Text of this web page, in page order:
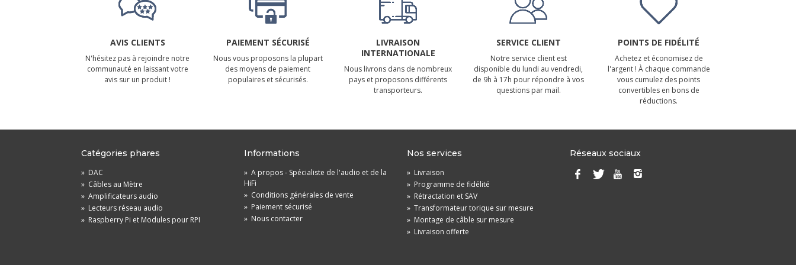
AVIS CLIENTS
N'hésitez pas à rejoindre notre
communauté en laissant votre
avis sur un produit !
PAIEMENT SÉCURISÉ
Nous vous proposons la plupart
des moyens de paiement
populaires et sécurisés.
LIVRAISON
INTERNATIONALE
Nous livrons dans de nombreux
pays et proposons différents
transporteurs.
SERVICE CLIENT
Notre service client est
disponible du lundi au vendredi,
de 9h à 17h pour répondre à vos
questions par mail.
POINTS DE FIDÉLITÉ
Achetez et économisez de
l'argent ! À chaque commande
vous cumulez des points
convertibles en bons de
réductions.
Catégories phares
» DAC
» Câbles au Mètre
» Amplificateurs audio
» Lecteurs réseau audio
» Raspberry Pi et Modules pour RPI
Informations
» A propos - Spécialiste de l'audio et de la
HiFi
» Conditions générales de vente
» Paiement sécurisé
» Nous contacter
Nos services
» Livraison
» Programme de fidélité
» Rétractation et SAV
» Transformateur torique sur mesure
» Montage de câble sur mesure
» Livraison offerte
Réseaux sociaux